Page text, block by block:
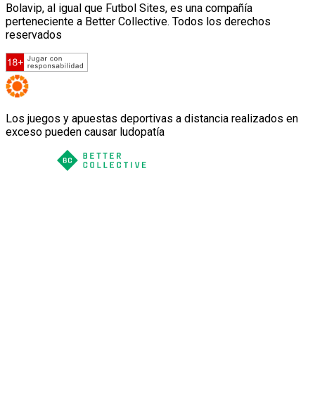
Bolavip, al igual que Futbol Sites, es una compañía
perteneciente a Better Collective. Todos los derechos
reservados
Los juegos y apuestas deportivas a distancia realizados en
exceso pueden causar ludopatía